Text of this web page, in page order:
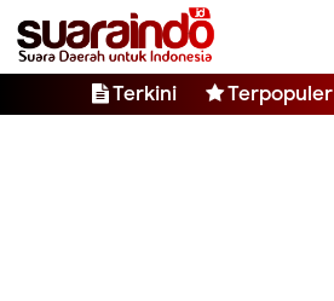
Terkini Terpopuler